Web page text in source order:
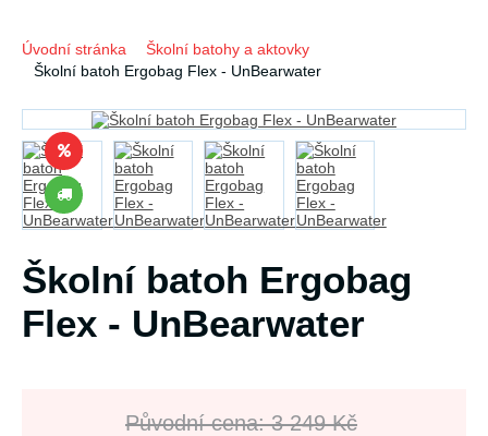
Úvodní stránka
Školní batohy a aktovky
Školní batoh Ergobag Flex - UnBearwater
Školní batoh Ergobag
Flex - UnBearwater
Původní cena: 3 249 Kč